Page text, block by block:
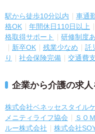
駅から徒歩10分以内 車通
格OK
年間休日110日以上
格取得サポート
研修制度
新卒OK
残業少なめ 託
り
社会保険完備 交通費
企業から介護の求
株式会社ベネッセスタイル
メニティライフ協会
ＳＯ
ルー株式会社
株式会社